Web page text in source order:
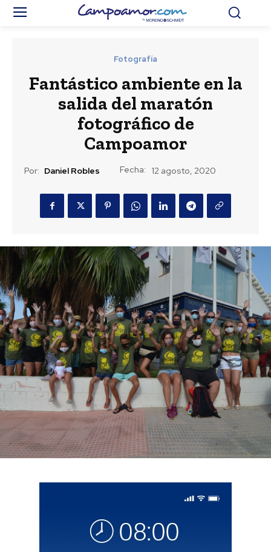
Fotografía
Fantástico ambiente en la
salida del maratón
fotográfico de
Campoamor
Por: Daniel Robles Fecha: 12 agosto, 2020